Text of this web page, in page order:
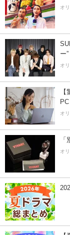
オ
ー”
オ
PC
オ
オ